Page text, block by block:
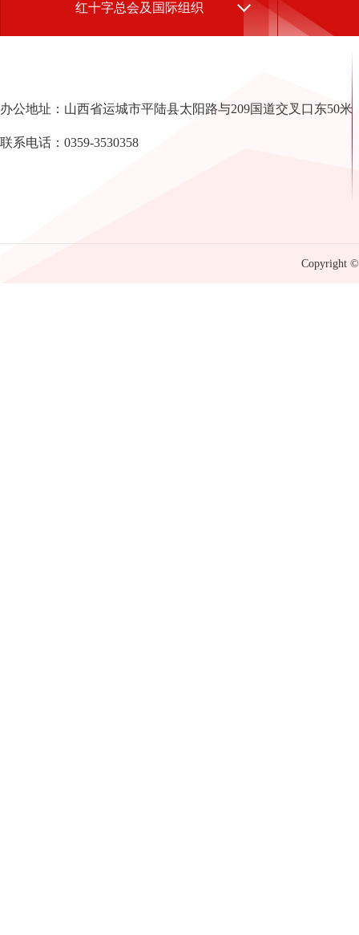
红十字总会及国际组织
办公地址：山西省运城市平陆县太阳路与209国道交叉口东50米
联系电话：0359-3530358
Copyright